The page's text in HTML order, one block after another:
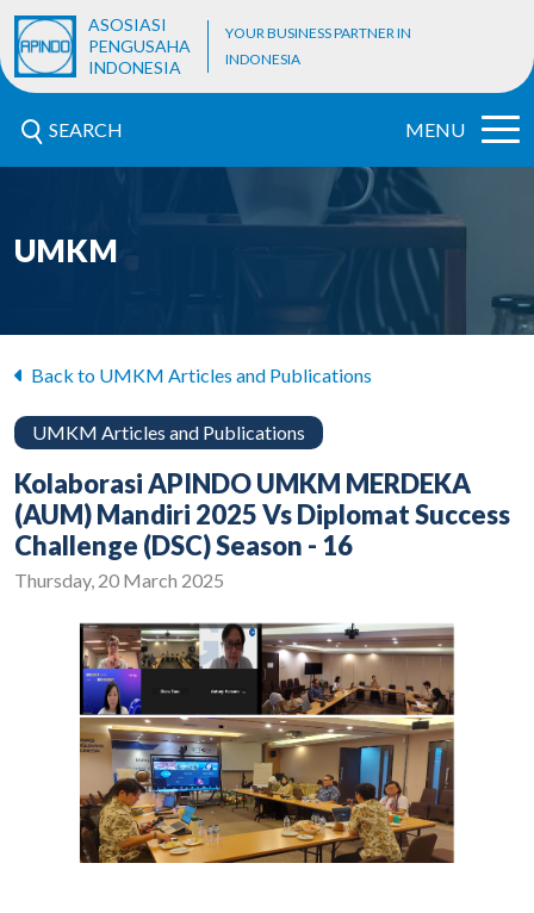
ASOSIASI
PENGUSAHA
INDONESIA
YOUR BUSINESS PARTNER IN
INDONESIA
SEARCH MENU
UMKM
Back to UMKM Articles and Publications
UMKM Articles and Publications
Kolaborasi APINDO UMKM MERDEKA
(AUM) Mandiri 2025 Vs Diplomat Success
Challenge (DSC) Season - 16
Thursday, 20 March 2025